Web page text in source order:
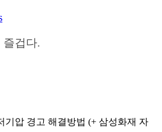
즐겁다.
기압 경고 해결방법 (+ 삼성화재 자